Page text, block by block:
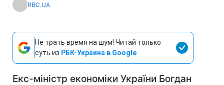
RBC.UA
Не трать время на шум! Читай только
суть из РБК-Украина в Google
Екс-міністр економіки України Богдан